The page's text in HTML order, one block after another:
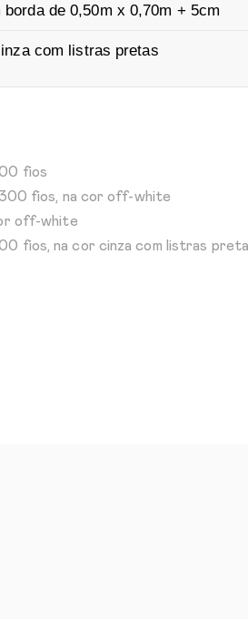
de 0,50m x 0,70m + 5cm
com listras pretas
fios
300 fios, na cor off-white
off-white
fios, na cor cinza com listras